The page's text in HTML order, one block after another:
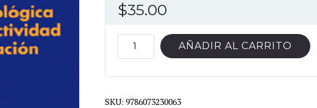
$35.00
INTERVENCION
PSICOLOGICA
DEPORTE
AÑADIR AL CARRITO
SKU: 9786073230063